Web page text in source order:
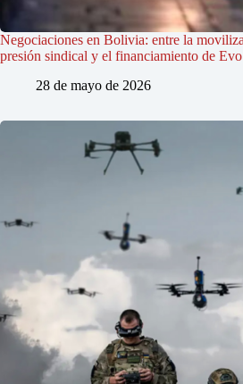
Negociaciones en Bolivia: entre la
presión sindical y el financiamiento de Evo
28 de mayo de 2026